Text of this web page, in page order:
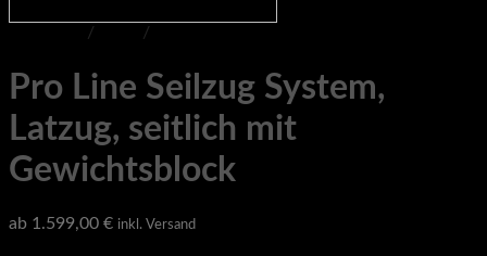
/ /
Pro Line Seilzug System,
Latzug, seitlich mit
Gewichtsblock
ab 1.599,00 € inkl. Versand